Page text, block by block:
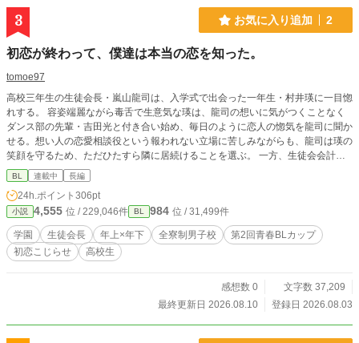
3 お気に入り追加 2
初恋が終わって、僕達は本当の恋を知った。
tomoe97
高校三年生の生徒会長・嵐山龍司は、入学式で出会った一年生・村井瑛に一目惚
れする。 容姿端麗ながら毒舌で生意気な瑛は、龍司の想いに気がつくことなく
ダンス部の先輩・吉田光と付き合い始め、毎日のように恋人の惚気を龍司に聞か
せる。想い人の恋愛相談役という報われない立場に苦しみながらも、龍司は瑛の
笑顔を守るため、ただひたすら隣に居続けることを選ぶ。 一方、生徒会会計の
田澤透馬は、龍司の幼馴染。中等部時代から龍司へ片想いを続けていたが、その
恋に終止符を打とうとしていた。そんな透馬を密かに想い続けていたのが、風紀
委員長の宮内薫だった。 やがて光の浮気が発覚し、失恋した瑛は、初めて龍司
の前で涙を見せる。優しく寄り添い続ける龍司に少しずつ心を開き、いつしか
「会長がいないとつまらない」と思うようになっていく。 卒業が迫る中、龍司
は長年秘め続けた想いを打ち明ける。 「好きだ。」 「知ってた。俺も好き。」
ようやく結ばれた二人を、透馬と薫は誰よりも温かく見守る。 そして卒業後―
BL 連載中 長編
24h.ポイント 306pt
小説 4,555 位 / 229,046件 BL 984 位 / 31,499件
学園 生徒会長 年上×年下 全寮制男子校
第2回青春BLカップ
初恋こじらせ
高校生
感想数 0
文字数 37,209
最終更新日 2026.08.10
登録日 2026.08.03